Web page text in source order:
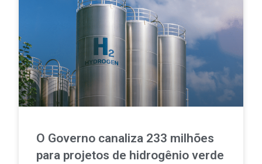
O Governo canaliza 233 milhões
para projetos de hidrogênio verde